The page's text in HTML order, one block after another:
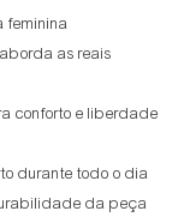
feminina
as reais
conforto e liberdade
durante todo o dia
da peça